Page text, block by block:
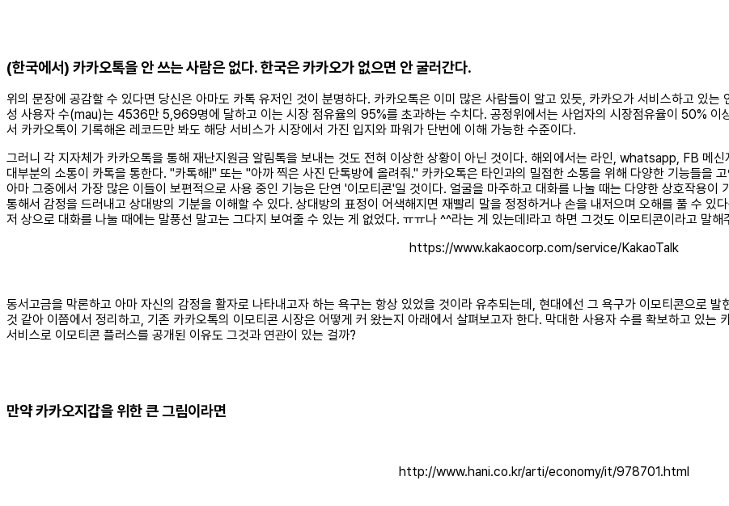
(한국에서) 카카오톡을 안 쓰는 사람은 없다. 한국은 카카오가 없으면 안 굴러간다.
위의 문장에 공감할 수 있다면 당신은 아마도 카톡 유저인 것이 분명하다. 카카오톡은 이미 많은 사람들이 알고 있듯, 카카오가 서비스하고 있
성 사용자 수(mau)는 4536만 5,969명에 달하고 이는 시장 점유율의 95%를 초과하는 수치다. 공정위에서는 사업자의 시장점유율이 50% 이
서 카카오톡이 기록해온 레코드만 봐도 해당 서비스가 시장에서 가진 입지와 파워가 단번에 이해 가능한 수준이다.
그러니 각 지자체가 카카오톡을 통해 재난지원금 알림톡을 보내는 것도 전혀 이상한 상황이 아닌 것이다. 해외에서는 라인, whatsapp, FB 메
대부분의 소통이 카톡을 통한다. "카톡해!" 또는 "아까 찍은 사진 단톡방에 올려줘." 카카오톡은 타인과의 밀접한 소통을 위해 다양한 기능들을
아마 그중에서 가장 많은 이들이 보편적으로 사용 중인 기능은 단연 '이모티콘'일 것이다. 얼굴을 마주하고 대화를 나눌 때는 다양한 상호작용이
통해서 감정을 드러내고 상대방의 기분을 이해할 수 있다. 상대방의 표정이 어색해지면 재빨리 말을 정정하거나 손을 내저으며 오해를 풀 수
저 상으로 대화를 나눌 때에는 말풍선 말고는 그다지 보여줄 수 있는 게 없었다. ㅠㅠ나 ^^라는 게 있는데!라고 하면 그것도 이모티콘이라고 말해
https://www.kakaocorp.com/service/KakaoTalk
동서고금을 막론하고 아마 자신의 감정을 활자로 나타내고자 하는 욕구는 항상 있었을 것이라 유추되는데, 현대에선 그 욕구가 이모티콘으로
것 같아 이쯤에서 정리하고, 기존 카카오톡의 이모티콘 시장은 어떻게 커 왔는지 아래에서 살펴보고자 한다. 막대한 사용자 수를 확보하고 있는
서비스로 이모티콘 플러스를 공개된 이유도 그것과 연관이 있는 걸까?
만약 카카오지갑을 위한 큰 그림이라면
http://www.hani.co.kr/arti/economy/it/978701.html